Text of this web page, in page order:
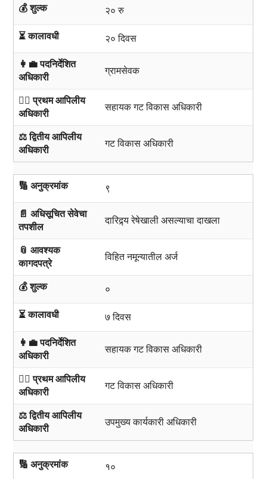
💰 शुल्क २० रु
⏳ कालावधी २० दिवस
👩‍💼 पदनिर्देशित
अधिकारी
ग्रामसेवक
🧑‍⚖️ प्रथम आपिलीय
अधिकारी
सहायक गट विकास अधिकारी
⚖️ द्वितीय आपिलीय
अधिकारी
गट विकास अधिकारी
🔢 अनुक्रमांक ९
📄 अधिसूचित सेवेचा
तपशील
दारिद्र्य रेषेखाली असल्याचा दाखला
📎 आवश्यक
कागदपत्रे
विहित नमून्यातील अर्ज
💰 शुल्क ०
⏳ कालावधी ७ दिवस
👩‍💼 पदनिर्देशित
अधिकारी
सहायक गट विकास अधिकारी
🧑‍⚖️ प्रथम आपिलीय
अधिकारी
गट विकास अधिकारी
⚖️ द्वितीय आपिलीय
अधिकारी
उपमुख्य कार्यकारी अधिकारी
🔢 अनुक्रमांक १०